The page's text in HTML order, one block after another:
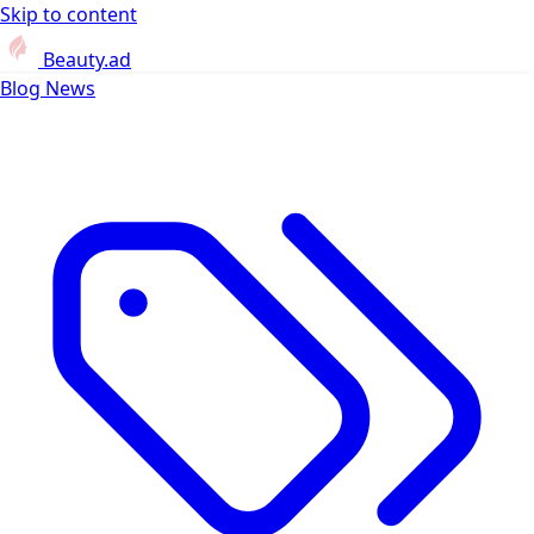
Skip to content
Beauty.ad
Blog News